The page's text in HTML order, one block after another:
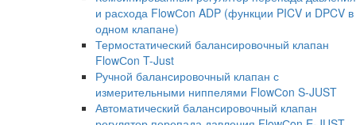
и расхода FlowСon ADP (функции PICV и DPCV в
одном клапане)
Термостатический балансировочный клапан
FlowСon T-Just
Ручной балансировочный клапан с
измерительными ниппелями FlowСon S-JUST
Автоматический балансировочный клапан